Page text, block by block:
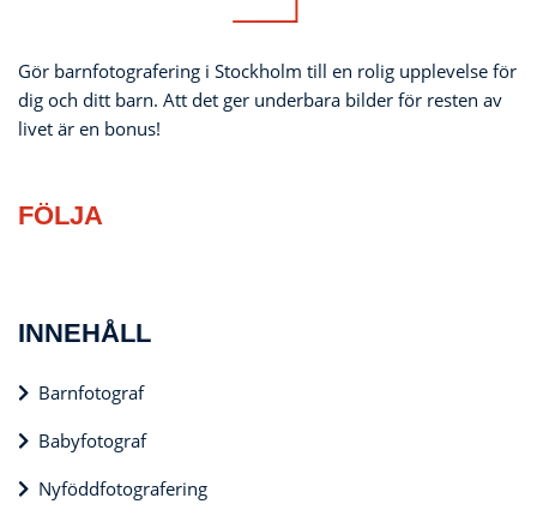
Gör barnfotografering i Stockholm till en rolig upplevelse för
dig och ditt barn. Att det ger underbara bilder för resten av
livet är en bonus!
FÖLJA
INNEHÅLL
Barnfotograf
Babyfotograf
Nyföddfotografering